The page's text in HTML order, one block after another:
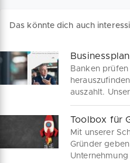
Das könnte dich auch
Banken
auszahlt.
nötige
Mit unserer
Gründer